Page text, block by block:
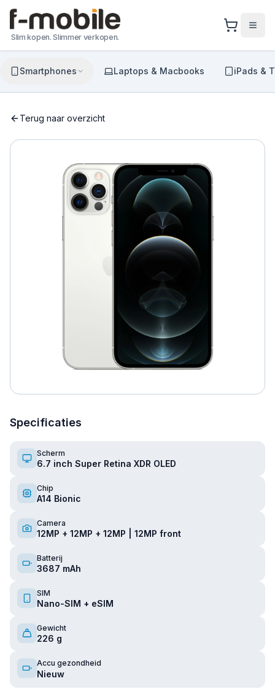
Slim kopen. Slimmer verkopen.
Smartphones Laptops & Macbooks iPads &
Terug naar overzicht
Specificaties
Scherm
6.7 inch Super Retina XDR OLED
Chip
A14 Bionic
Camera
12MP + 12MP + 12MP | 12MP front
Batterij
3687 mAh
SIM
Nano-SIM + eSIM
Gewicht
226 g
Accu gezondheid
Nieuw